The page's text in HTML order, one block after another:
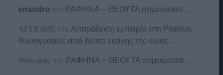
enandro στο ΡΑΦΗΝΑ – ΘΕΟΥΤΑ σημειώσατε…
ΑΓΓΕΛΟΣ στοΑπαράδεκτη εμπειρία στη Ραφήνα.
Φωτογραφίες από βίντεο εκείνης της ώρας…
Θοδωρής στο ΡΑΦΗΝΑ – ΘΕΟΥΤΑ σημειώσατε…